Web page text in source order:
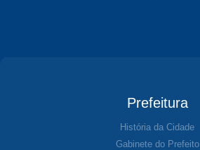
Prefeitura
História da Cidade
Gabinete do Prefeito